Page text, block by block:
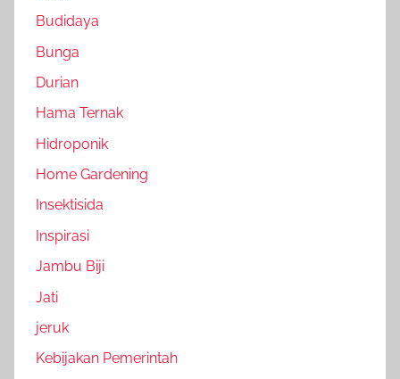
Budidaya
Bunga
Durian
Hama Ternak
Hidroponik
Home Gardening
Insektisida
Inspirasi
Jambu Biji
Jati
jeruk
Kebijakan Pemerintah